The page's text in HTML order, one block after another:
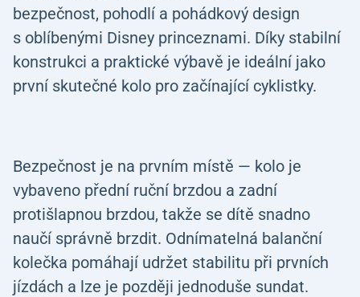
bezpečnost, pohodlí a pohádkový design
s oblíbenými Disney princeznami. Díky stabilní
konstrukci a praktické výbavě je ideální jako
první skutečné kolo pro začínající cyklistky.
Bezpečnost je na prvním místě — kolo je
vybaveno přední ruční brzdou a zadní
protišlapnou brzdou, takže se dítě snadno
naučí správně brzdit. Odnímatelná balanční
kolečka pomáhají udržet stabilitu při prvních
jízdách a lze je později jednoduše sundat.